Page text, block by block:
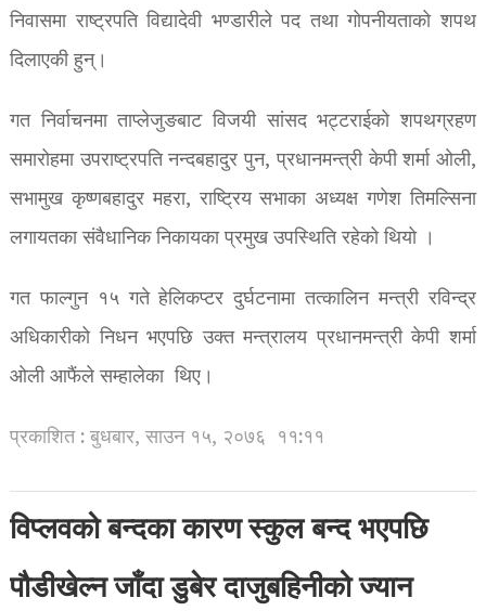
निवासमा राष्ट्रपति विद्यादेवी भण्डारीले पद तथा गोपनीयताको शपथ
दिलाएकी हुन्।
गत निर्वाचनमा ताप्लेजुङबाट विजयी सांसद भट्टराईको शपथग्रहण
समारोहमा उपराष्ट्रपति नन्दबहादुर पुन, प्रधानमन्त्री केपी शर्मा ओली,
सभामुख कृष्णबहादुर महरा, राष्ट्रिय सभाका अध्यक्ष गणेश तिमल्सिना
लगायतका संवैधानिक निकायका प्रमुख उपस्थिति रहेको थियो ।
गत फाल्गुन १५ गते हेलिकप्टर दुर्घटनामा तत्कालिन मन्त्री रविन्द्र
अधिकारीको निधन भएपछि उक्त मन्त्रालय प्रधानमन्त्री केपी शर्मा
ओली आफैंले सम्हालेका थिए।
प्रकाशित : बुधबार, साउन १५, २०७६ ११:११
विप्लवको बन्दका कारण स्कुल बन्द भएपछि
पौडीखेल्न जाँदा डुबेर दाजुबहिनीको ज्यान